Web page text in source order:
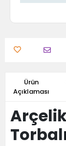
Ürün
Açıklaması
Arçelik